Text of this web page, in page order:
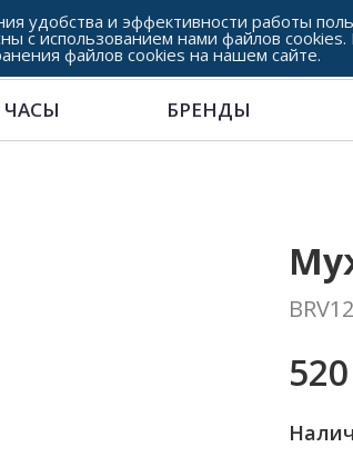
БРЕНДЫ
удобства и эффективности работы
с использованием нами файлов
файлов cookies на нашем сайте.